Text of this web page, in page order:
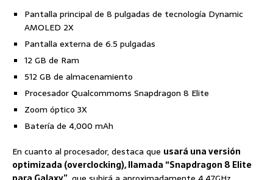
Pantalla principal de 8 pulgadas de tecnología Dynamic
AMOLED 2X
Pantalla externa de 6.5 pulgadas
12 GB de Ram
512 GB de almacenamiento
Procesador Qualcommoms Snapdragon 8 Elite
Zoom óptico 3X
Batería de 4,000 mAh
En cuanto al procesador, destaca que usará una versión
optimizada (overclocking), llamada “Snapdragon 8 Elite